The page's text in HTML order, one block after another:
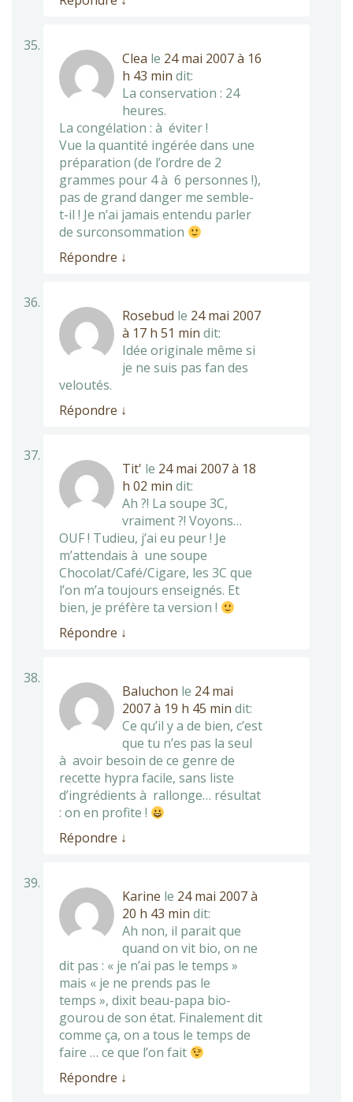
Clea le 24 mai 2007 à 16
h 43 min dit:
La conservation : 24
heures.
La congélation : à éviter !
Vue la quantité ingérée dans une
préparation (de l’ordre de 2
grammes pour 4 à 6 personnes !),
pas de grand danger me semble-
t-il ! Je n’ai jamais entendu parler
de surconsommation
Répondre ↓
Rosebud le 24 mai 2007
à 17 h 51 min dit:
Idée originale même si
je ne suis pas fan des
veloutés.
Répondre ↓
Tit' le 24 mai 2007 à 18
h 02 min dit:
Ah ?! La soupe 3C,
vraiment ?! Voyons…
OUF ! Tudieu, j’ai eu peur ! Je
m’attendais à une soupe
Chocolat/Café/Cigare, les 3C que
l’on m’a toujours enseignés. Et
bien, je préfère ta version !
Répondre ↓
Baluchon le 24 mai
2007 à 19 h 45 min dit:
Ce qu’il y a de bien, c’est
que tu n’es pas la seul
à avoir besoin de ce genre de
recette hypra facile, sans liste
d’ingrédients à rallonge… résultat
: on en profite !
Répondre ↓
Karine le 24 mai 2007 à
20 h 43 min dit:
Ah non, il parait que
quand on vit bio, on ne
dit pas : « je n’ai pas le temps »
mais « je ne prends pas le
temps », dixit beau-papa bio-
gourou de son état. Finalement dit
comme ça, on a tous le temps de
faire … ce que l’on fait
Répondre ↓